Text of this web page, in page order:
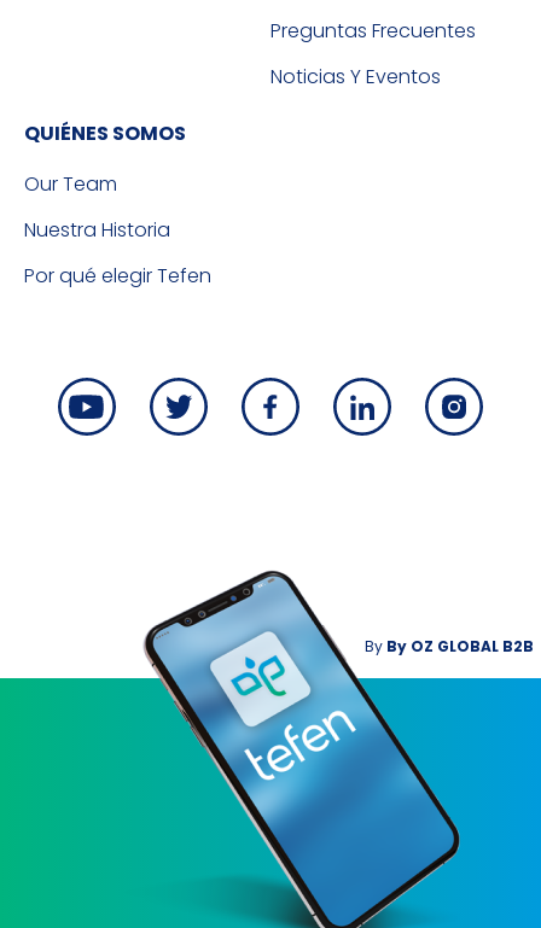
Preguntas Frecuentes
Noticias Y Eventos
QUIÉNES SOMOS
Our Team
Nuestra Historia
Por qué elegir Tefen
By By OZ GLOBAL B2B